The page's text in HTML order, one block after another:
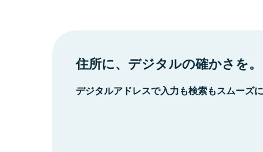
住所に、デジタルの確かさを。
デジタルアドレスで入力も検索もスムーズ